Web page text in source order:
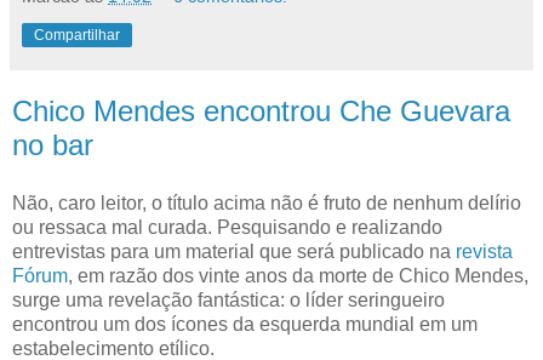
Compartilhar
Chico Mendes encontrou Che Guevara
no bar
Não, caro leitor, o título acima não é fruto de nenhum delírio
ou ressaca mal curada. Pesquisando e realizando
entrevistas para um material que será publicado na revista
Fórum, em razão dos vinte anos da morte de Chico Mendes,
surge uma revelação fantástica: o líder seringueiro
encontrou um dos ícones da esquerda mundial em um
estabelecimento etílico.